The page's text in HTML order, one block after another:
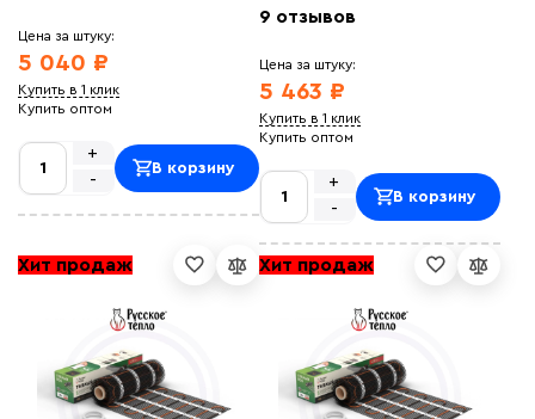
Цена за штуку:
5 040 ₽
Купить в 1 клик
Купить оптом
-
+
В корзину
9 отзывов
Цена за штуку:
5 463 ₽
Купить в 1 клик
Купить оптом
-
+
В корзину
Хит продаж Хит продаж